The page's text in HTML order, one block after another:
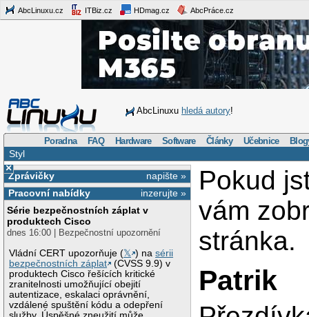
AbcLinuxu.cz ITBiz.cz HDmag.cz AbcPráce.cz
AbcLinuxu hledá autory!
Poradna FAQ Hardware Software Články Učebnice
Styl
×
napište »
Zprávičky
inzerujte »
Pracovní nabídky
Série bezpečnostních záplat v
produktech Cisco
dnes 16:00 | Bezpečnostní upozornění
Vládní CERT upozorňuje (𝕏 ) nasérii
bezpečnostních záplat
(CVSS 9.9) v
produktech Cisco řešících kritické
zranitelnosti umožňující obejití
autentizace, eskalaci oprávnění,
vzdálené spuštění kódu a odepření
Pokud
vám
stránka.
Patrik